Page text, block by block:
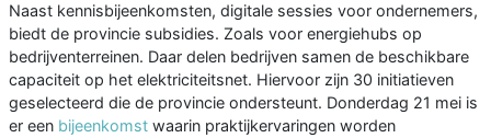
Naast kennisbijeenkomsten, digitale sessies voor ondernemers,
biedt de provincie subsidies. Zoals voor energiehubs op
bedrijventerreinen. Daar delen bedrijven samen de beschikbare
capaciteit op het elektriciteitsnet. Hiervoor zijn 30 initiatieven
geselecteerd die de provincie ondersteunt. Donderdag 21 mei is
er een bijeenkomst waarin praktijkervaringen worden